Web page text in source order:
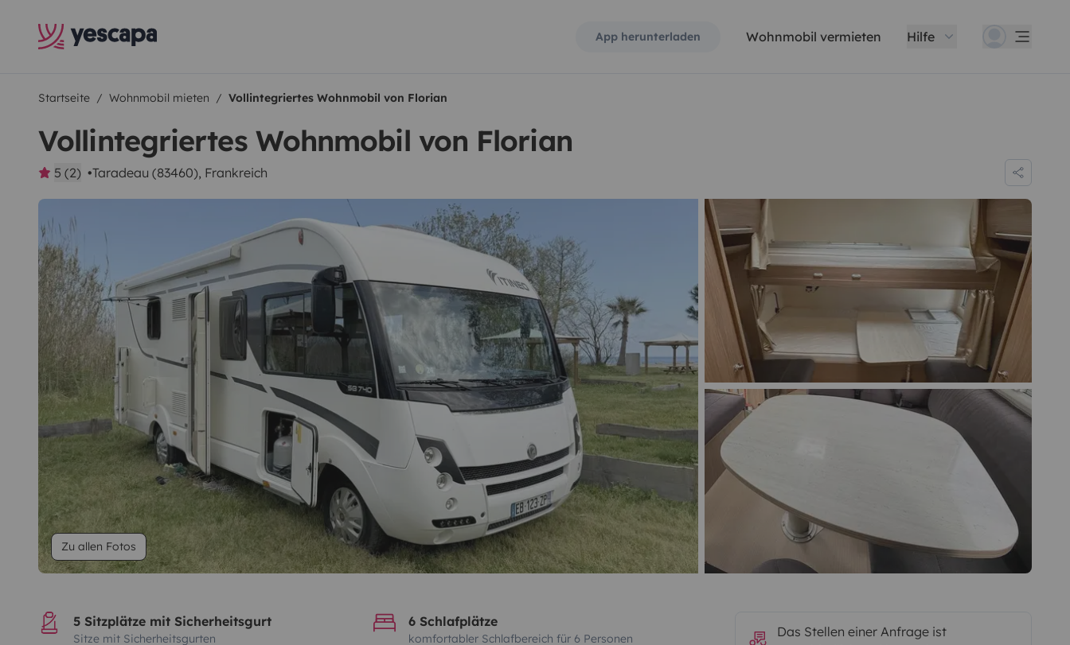
App herunterladen Wohnmobil vermieten Hilfe
Startseite Wohnmobil mieten Vollintegriertes Wohnmobil von Florian
Vollintegriertes Wohnmobil von Florian
5 (2) Taradeau (83460), Frankreich
Zu allen Fotos
5 Sitzplätze mit Sicherheitsgurt
Sitze mit Sicherheitsgurten
6 Schlafplätze
komfortabler Schlafbereich für 6 Personen
Das Stellen einer Anfrage ist